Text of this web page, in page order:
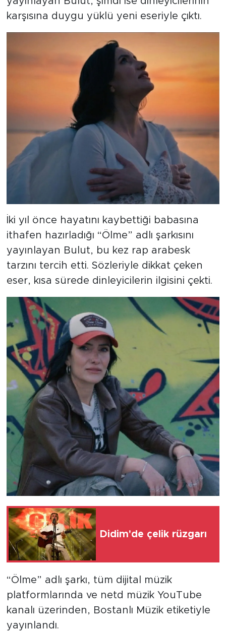
karşısına duygu yüklü yeni eseriyle çıktı.
İki yıl önce hayatını kaybettiği babasına
ithafen hazırladığı “Ölme” adlı şarkısını
yayınlayan Bulut, bu kez rap arabesk
tarzını tercih etti. Sözleriyle dikkat çeken
eser, kısa sürede dinleyicilerin ilgisini çekti.
Didim'de çelik rüzgarı
“Ölme” adlı şarkı, tüm dijital müzik
platformlarında ve netd müzik YouTube
kanalı⁠ üzerinden, Bostanlı Müzik etiketiyle
yayınlandı.